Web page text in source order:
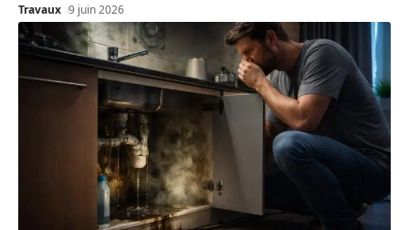
Travaux 9 juin 2026